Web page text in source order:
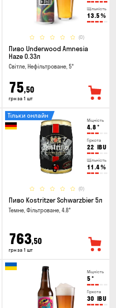
Щільність
13.5 %
(0)
Пиво Underwood Amnesia
Haze 0.33л
Світле, Нефільтроване, 5°
75,50
грн за 1 шт
Міцність
4.8 °
Гіркота
22 IBU
Щільність
11.4%
(0)
Тільки онлайн
Пиво Kostritzer Schwarzbier 5л
Темне, Фільтроване, 4.8°
763,50
грн за 1 шт
Міцність
5 °
Гіркота
30 IBU